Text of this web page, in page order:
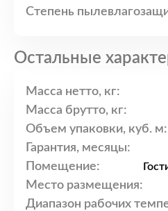
Степень
Остальные
Масса нетто, кг:
Масса брутто, кг:
Объем упаковки, куб. м:
Гарантия, месяцы:
Помещение:
Место размещения:
Диапазон рабочих